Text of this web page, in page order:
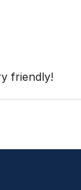
friendly!